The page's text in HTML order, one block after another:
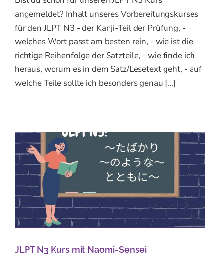
angemeldet? Inhalt unseres Vorbereitungskurses
für den JLPT N3 - der Kanji-Teil der Prüfung, -
welches Wort passt am besten rein, - wie ist die
richtige Reihenfolge der Satzteile, - wie finde ich
heraus, worum es in dem Satz/Lesetext geht, - auf
welche Teile sollte ich besonders genau [...]
JLPT N3 Kurs mit Naomi-Sensei